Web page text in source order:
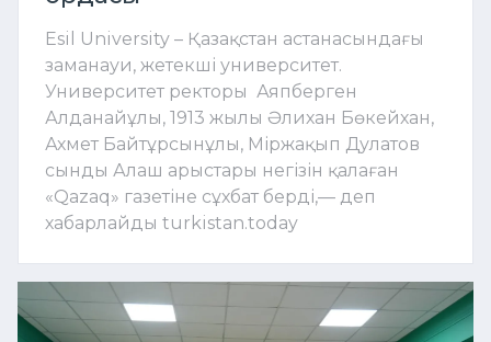
Esil University – Қазақстан астанасындағы
заманауи, жетекші университет.
Университет ректоры Аяпберген
Алданайұлы, 1913 жылы Әлихан Бөкейхан,
Ахмет Байтұрсынұлы, Міржақып Дулатов
сынды Алаш арыстары негізін қалаған
«Qazaq» газетіне сұхбат берді,— деп
хабарлайды turkistan.today